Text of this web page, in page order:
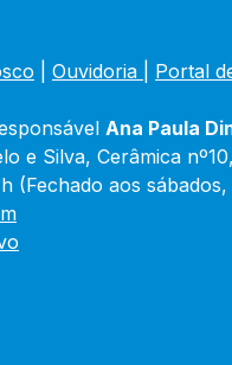
Ouvidoria Portal
Ana Paula
e Silva, Cerâmica
(Fechado aos